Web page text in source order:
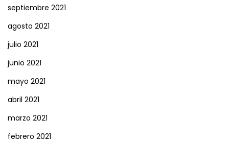
septiembre 2021
agosto 2021
julio 2021
junio 2021
mayo 2021
abril 2021
marzo 2021
febrero 2021